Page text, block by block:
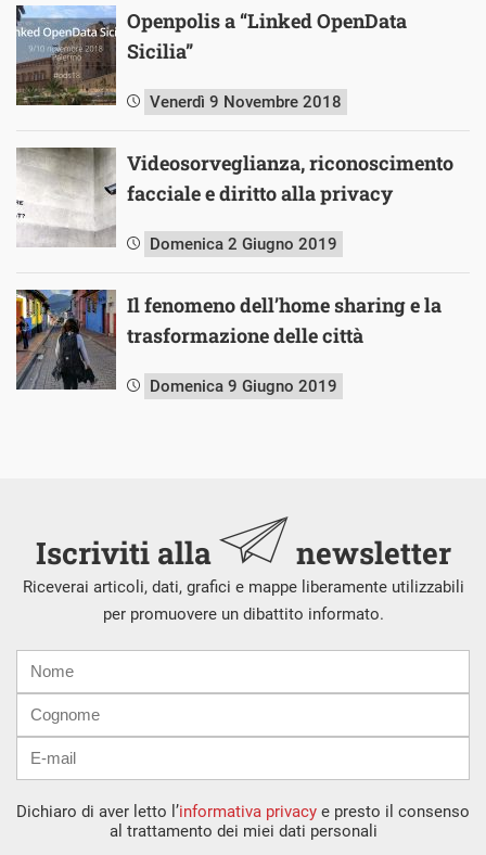
Openpolis a “Linked OpenData
Sicilia”
Venerdì 9 Novembre 2018
Videosorveglianza, riconoscimento
facciale e diritto alla privacy
Domenica 2 Giugno 2019
Il fenomeno dell’home sharing e la
trasformazione delle città
Domenica 9 Giugno 2019
Iscriviti alla newsletter
Riceverai articoli, dati, grafici e mappe liberamente utilizzabili
per promuovere un dibattito informato.
mail
Dichiaro di aver letto l’informativa privacy e presto il consenso
al trattamento dei miei dati personali